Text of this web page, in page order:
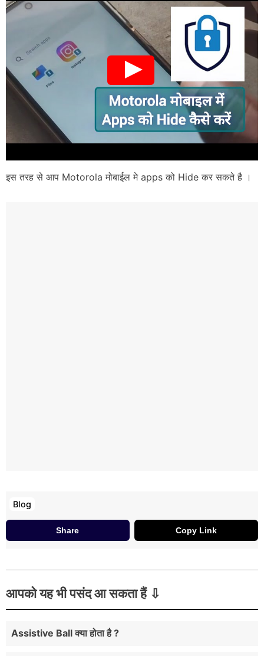
इस तरह से आप Motorola मोबाईल मे apps को Hide कर सकते है ।
Blog
Share Copy Link
आपको यह भी पसंद आ सकता हैं
Assistive Ball क्या होता है ?